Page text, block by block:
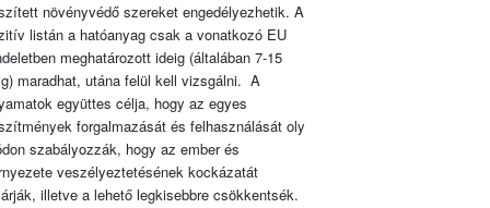
növényvédő szereket engedélyezhetik. A
listán a hatóanyag csak a vonatkozó EU
meghatározott ideig (általában 7-15
maradhat, utána felül kell vizsgálni. A
együttes célja, hogy az egyes
forgalmazását és felhasználását oly
szabályozzák, hogy az ember és
veszélyeztetésének kockázatát
illetve a lehető legkisebbre csökkentsék.